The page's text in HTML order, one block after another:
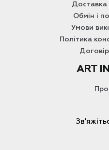
Доставка
Обмін і
Умови
Політика
ART